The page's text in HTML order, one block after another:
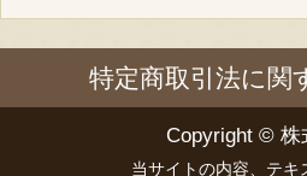
特定商取引法に関
Copyright © 株
当サイトの内容、テ